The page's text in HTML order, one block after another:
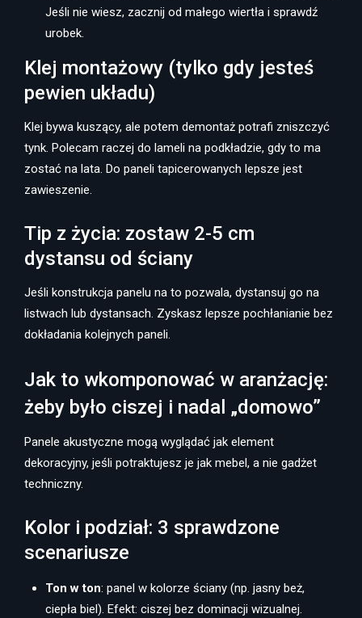
Jeśli nie wiesz, zacznij od małego wiertła i sprawdź
urobek.
Klej montażowy (tylko gdy jesteś
pewien układu)
Klej bywa kuszący, ale potem demontaż potrafi zniszczyć
tynk. Polecam raczej do lameli na podkładzie, gdy to ma
zostać na lata. Do paneli tapicerowanych lepsze jest
zawieszenie.
Tip z życia: zostaw 2-5 cm
dystansu od ściany
Jeśli konstrukcja panelu na to pozwala, dystansuj go na
listwach lub dystansach. Zyskasz lepsze pochłanianie bez
dokładania kolejnych paneli.
Jak to wkomponować w aranżację:
żeby było ciszej i nadal „domowo”
Panele akustyczne mogą wyglądać jak element
dekoracyjny, jeśli potraktujesz je jak mebel, a nie gadżet
techniczny.
Kolor i podział: 3 sprawdzone
scenariusze
Ton w ton: panel w kolorze ściany (np. jasny beż,
ciepła biel). Efekt: ciszej bez dominacji wizualnej.